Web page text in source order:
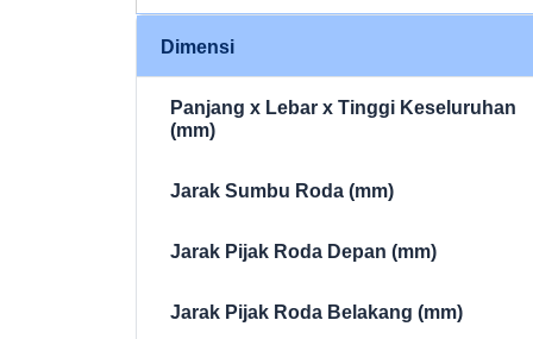
Dimensi
Panjang x Lebar x Tinggi Keseluruhan
(mm)
Jarak Sumbu Roda (mm)
Jarak Pijak Roda Depan (mm)
Jarak Pijak Roda Belakang (mm)